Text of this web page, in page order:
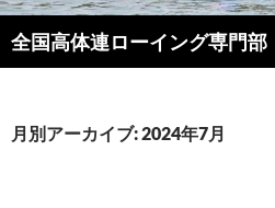
全国高体連ローイング専門部
検
索
ン
月別アーカイブ: 2024年7月